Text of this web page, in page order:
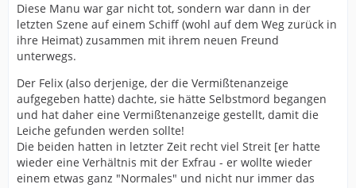
Diese Manu war gar nicht tot, sondern war dann in der
letzten Szene auf einem Schiff (wohl auf dem Weg zurück in
ihre Heimat) zusammen mit ihrem neuen Freund
unterwegs.
Der Felix (also derjenige, der die Vermißtenanzeige
aufgegeben hatte) dachte, sie hätte Selbstmord begangen
und hat daher eine Vermißtenanzeige gestellt, damit die
Leiche gefunden werden sollte!
Die beiden hatten in letzter Zeit recht viel Streit [er hatte
wieder eine Verhältnis mit der Exfrau - er wollte wieder
einem etwas ganz "Normales" und nicht nur immer das